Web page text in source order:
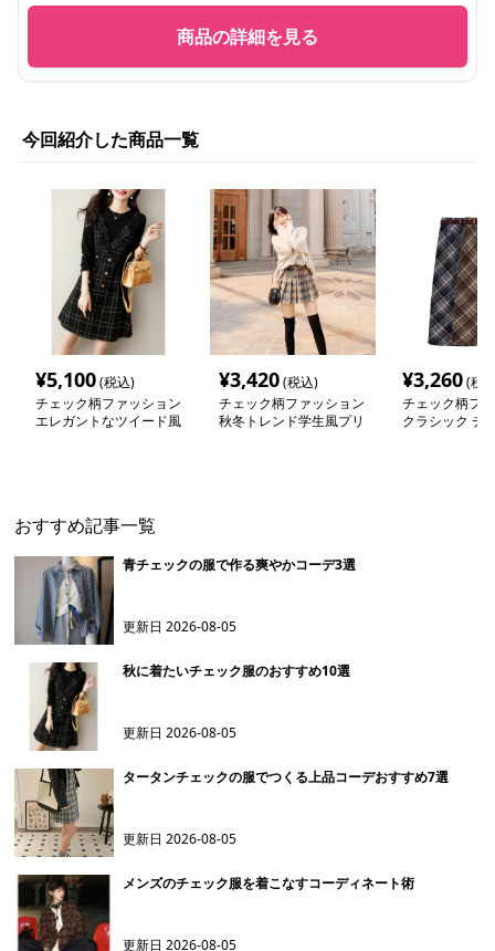
商品の詳細を見る
今回紹介した商品一覧
¥5,100(税込)
チェック柄ファッション
エレガントなツイード風
¥3,420(税込)
チェック柄ファッション
秋冬トレンド学生風プリ
¥3,260(税
チェック柄フ
クラシック チ
おすすめ記事一覧
青チェックの服で作る爽やかコーデ3選
更新日2026-08-05
秋に着たいチェック服のおすすめ10選
更新日2026-08-05
タータンチェックの服でつくる上品コーデおすすめ7選
更新日2026-08-05
メンズのチェック服を着こなすコーディネート術
更新日2026-08-05